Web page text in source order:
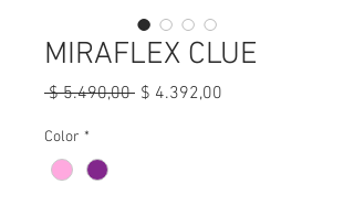
MIRAFLEX CLUE
$ 5.490,00 Precio
$ 4.392,00
Color *